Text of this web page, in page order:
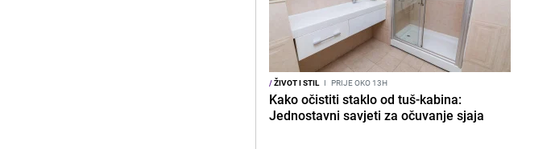
/ŽIVOT I STIL I PRIJE OKO 13H
Kako očistiti staklo od tuš-kabina:
Jednostavni savjeti za očuvanje sjaja